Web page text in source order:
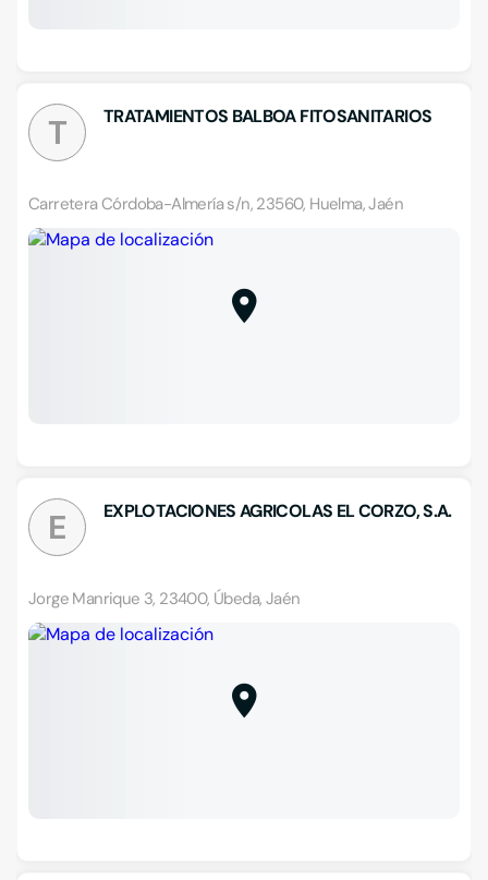
T TRATAMIENTOS BALBOA FITOSANITARIOS
Carretera Córdoba-Almería s/n, 23560, Huelma, Jaén
E EXPLOTACIONES AGRICOLAS EL CORZO, S.A.
Jorge Manrique 3, 23400, Úbeda, Jaén